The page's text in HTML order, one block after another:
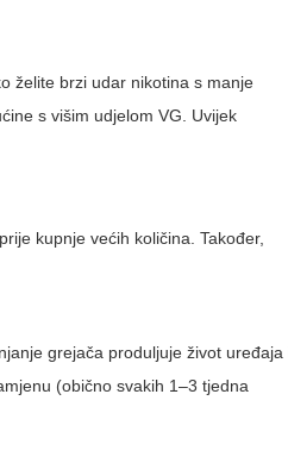
želite brzi udar nikotina s manje
s višim udjelom VG. Uvijek
kupnje većih količina. Također,
grejača produljuje život uređaja
(obično svakih 1–3 tjedna